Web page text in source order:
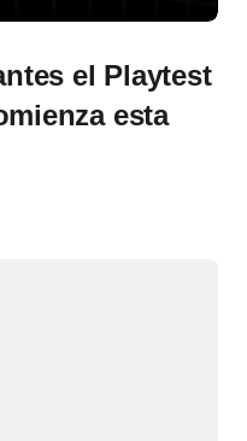
el Playtest
esta